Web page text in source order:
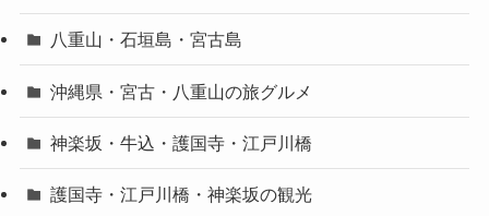
八重山・石垣島・宮古島
沖縄県・宮古・八重山の旅グルメ
神楽坂・牛込・護国寺・江戸川橋
護国寺・江戸川橋・神楽坂の観光